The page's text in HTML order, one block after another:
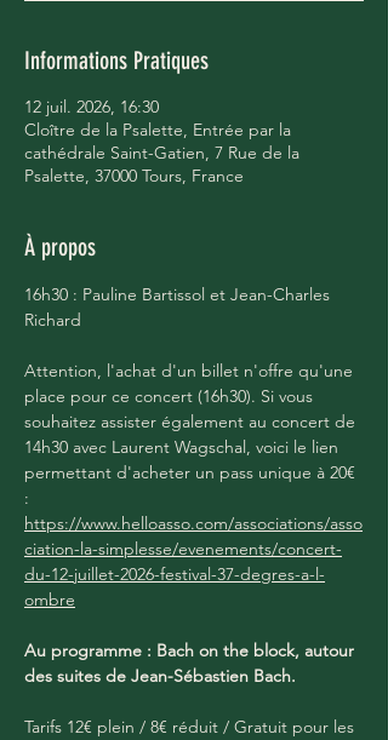
Informations Pratiques
12 juil. 2026, 16:30
Cloître de la Psalette, Entrée par la
cathédrale Saint-Gatien, 7 Rue de la
Psalette, 37000 Tours, France
À propos
16h30 : Pauline Bartissol et Jean-Charles
Richard
Attention, l'achat d'un billet n'offre qu'une
place pour ce concert (16h30). Si vous
souhaitez assister également au concert de
14h30 avec Laurent Wagschal, voici le lien
permettant d'acheter un pass unique à 20€
:
https://www.helloasso.com/associations/asso
ciation-la-simplesse/evenements/concert-
du-12-juillet-2026-festival-37-degres-a-l-
ombre
Au programme : Bach on the block, autour
des suites de Jean-Sébastien Bach.
Tarifs 12€ plein / 8€ réduit / Gratuit pour les